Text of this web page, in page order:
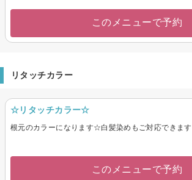
このメニューで予約
リタッチカラー
☆リタッチカラー☆
根元のカラーになります☆白髪染めもご対応できます
このメニューで予約